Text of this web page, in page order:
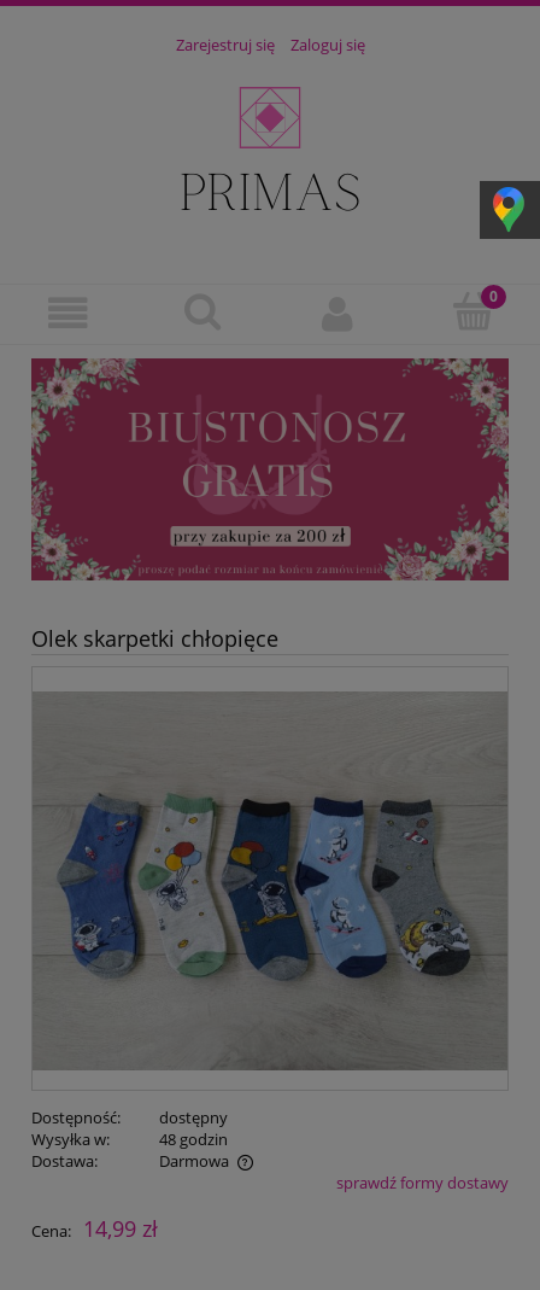
Zarejestruj się Zaloguj się
Olek skarpetki chłopięce
Dostępność:
dostępny
Wysyłka w:
48 godzin
Dostawa:
Darmowa
Cena nie zawiera ewentualnych kosztów płatnościsprawdź formy dostawy
Cena: 14,99 zł